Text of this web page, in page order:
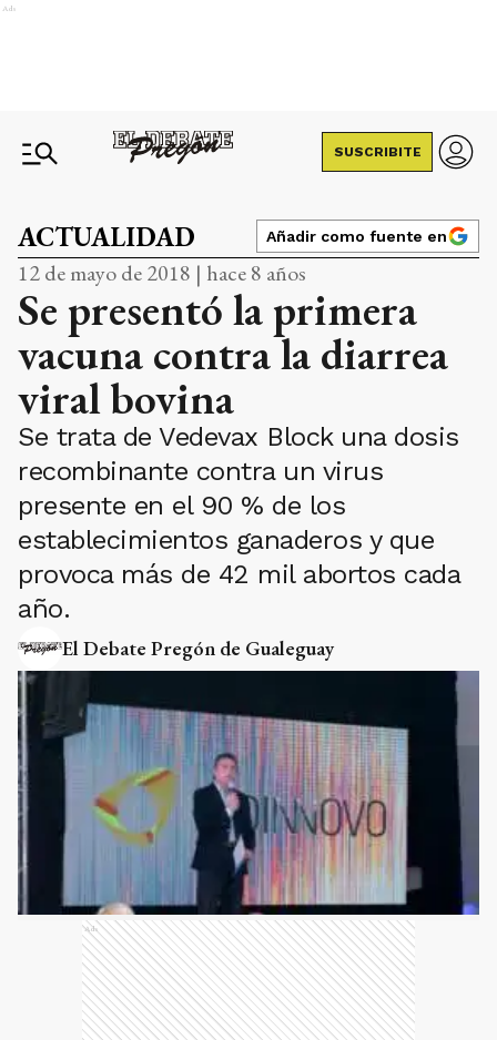
Ads
SUSCRIBITE
ACTUALIDAD Añadir como fuente en
12 de mayo de 2018 | hace 8 años
Se presentó la primera
vacuna contra la diarrea
viral bovina
Se trata de Vedevax Block una dosis
recombinante contra un virus
presente en el 90 % de los
establecimientos ganaderos y que
provoca más de 42 mil abortos cada
año.
El Debate Pregón de Gualeguay
Ads